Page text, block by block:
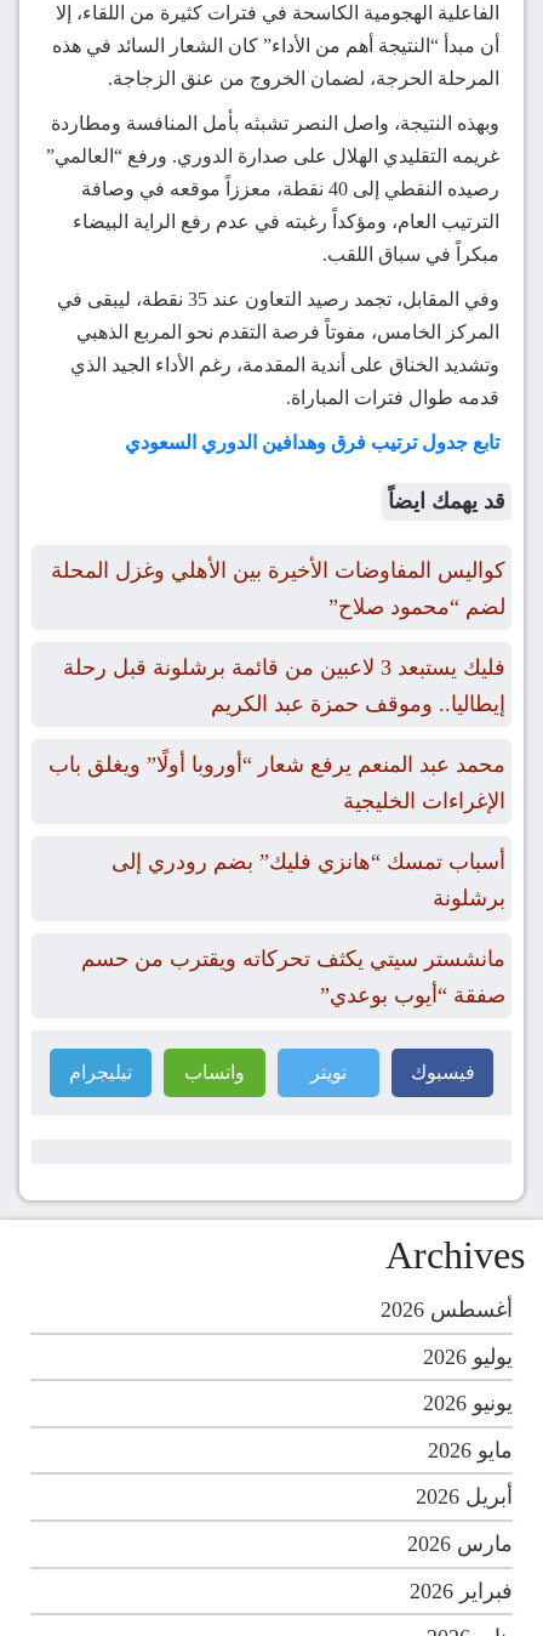
الفاعلية الهجومية الكاسحة في فترات كثيرة من اللقاء، إلا
أن مبدأ “النتيجة أهم من الأداء” كان الشعار السائد في هذه
المرحلة الحرجة، لضمان الخروج من عنق الزجاجة.
وبهذه النتيجة، واصل النصر تشبثه بأمل المنافسة ومطاردة
غريمه التقليدي الهلال على صدارة الدوري. ورفع “العالمي”
رصيده النقطي إلى 40 نقطة، معززاً موقعه في وصافة
الترتيب العام، ومؤكداً رغبته في عدم رفع الراية البيضاء
مبكراً في سباق اللقب.
وفي المقابل، تجمد رصيد التعاون عند 35 نقطة، ليبقى في
المركز الخامس، مفوتاً فرصة التقدم نحو المربع الذهبي
وتشديد الخناق على أندية المقدمة، رغم الأداء الجيد الذي
قدمه طوال فترات المباراة.
تابع جدول ترتيب فرق وهدافين الدوري السعودي
قد يهمك ايضاً
كواليس المفاوضات الأخيرة بين الأهلي وغزل المحلة
لضم “محمود صلاح”
فليك يستبعد 3 لاعبين من قائمة برشلونة قبل رحلة
إيطاليا.. وموقف حمزة عبد الكريم
محمد عبد المنعم يرفع شعار “أوروبا أولًا” ويغلق باب
الإغراءات الخليجية
أسباب تمسك “هانزي فليك” بضم رودري إلى
برشلونة
مانشستر سيتي يكثف تحركاته ويقترب من حسم
صفقة “أيوب بوعدي”
فيسبوك تويتر واتساب تيليجرام
Archives
أغسطس 2026
يوليو 2026
يونيو 2026
مايو 2026
أبريل 2026
مارس 2026
فبراير 2026